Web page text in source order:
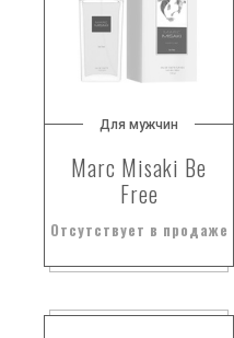
Для мужчин
Marc Misaki Be
Free
Отсутствует в продаже